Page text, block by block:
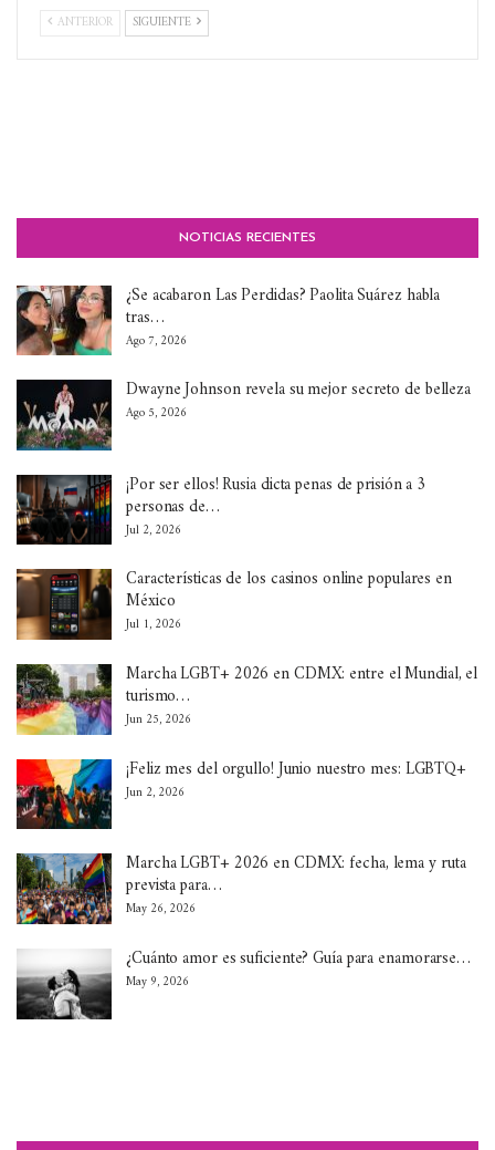
ANTERIOR SIGUIENTE
NOTICIAS RECIENTES
¿Se acabaron Las Perdidas? Paolita Suárez habla
tras…
Ago 7, 2026
Dwayne Johnson revela su mejor secreto de belleza
Ago 5, 2026
¡Por ser ellos! Rusia dicta penas de prisión a 3
personas de…
Jul 2, 2026
Características de los casinos online populares en
México
Jul 1, 2026
Marcha LGBT+ 2026 en CDMX: entre el Mundial, el
turismo…
Jun 25, 2026
¡Feliz mes del orgullo! Junio nuestro mes: LGBTQ+
Jun 2, 2026
Marcha LGBT+ 2026 en CDMX: fecha, lema y ruta
prevista para…
May 26, 2026
¿Cuánto amor es suficiente? Guía para enamorarse…
May 9, 2026